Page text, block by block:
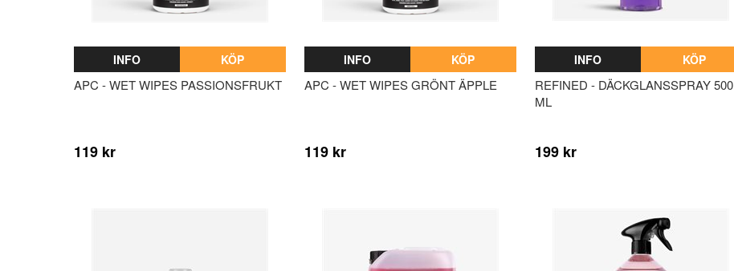
INFO KÖP
APC - WET WIPES PASSIONSFRUKT
119 kr
INFO KÖP
APC - WET WIPES GRÖNT ÄPPLE
119 kr
INFO KÖP
REFINED - DÄCKGLANSSPRAY 500
ML
199 kr